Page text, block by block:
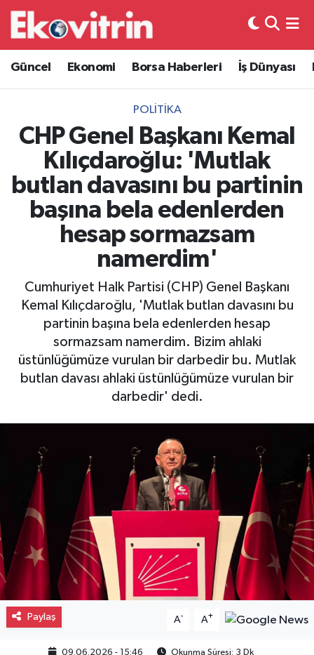
Güncel Ekonomi Borsa Haberleri İş Dünyası
POLITIKA
CHP Genel Başkanı Kemal
Kılıçdaroğlu: 'Mutlak
butlan davasını bu partinin
başına bela edenlerden
hesap sormazsam
namerdim'
Cumhuriyet Halk Partisi (CHP) Genel Başkanı
Kemal Kılıçdaroğlu, 'Mutlak butlan davasını bu
partinin başına bela edenlerden hesap
sormazsam namerdim. Bizim ahlaki
üstünlüğümüze vurulan bir darbedir bu. Mutlak
butlan davası ahlaki üstünlüğümüze vurulan bir
darbedir' dedi.
Paylaş A- A+
09.06.2026 - 15:46 Okunma Süresi: 3 Dk
Güncel
Ekonomi
Borsa Haberleri
İş Dünyası
Lojistik
Otovitrin
Magazin
Gayrimenkul
Spor
Hava Durumu
Trafik Durumu
Süper Lig Puan Durumu ve Fikstür
Tüm Manşetler
Son Dakika Haberleri
Haber Arşivi